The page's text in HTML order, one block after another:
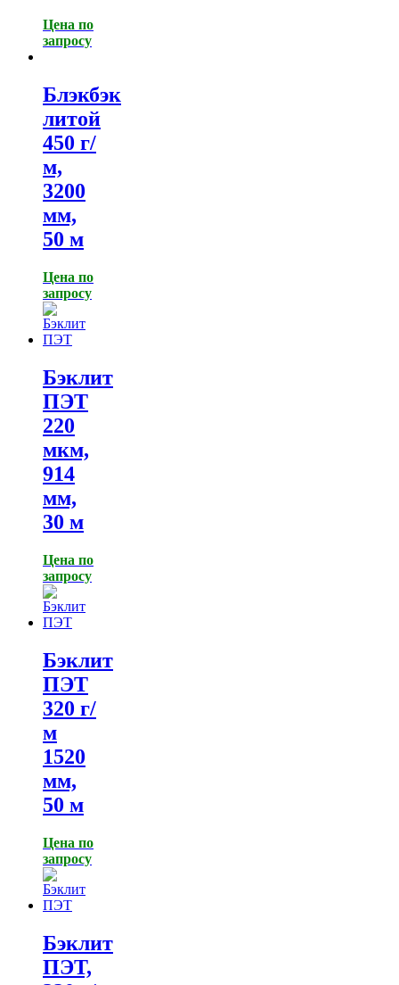
Цена по
запросу
Блэкбэк
литой
450 г/
м,
3200
мм,
50 м
Цена по
запросу
Бэклит
ПЭТ
220
мкм,
914
мм,
30 м
Цена по
запросу
Бэклит
ПЭТ
320 г/
м
1520
мм,
50 м
Цена по
запросу
Бэклит
ПЭТ,